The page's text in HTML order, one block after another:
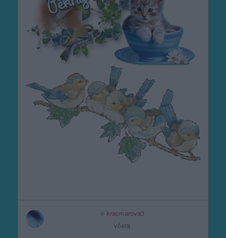
kracmarova3
včera